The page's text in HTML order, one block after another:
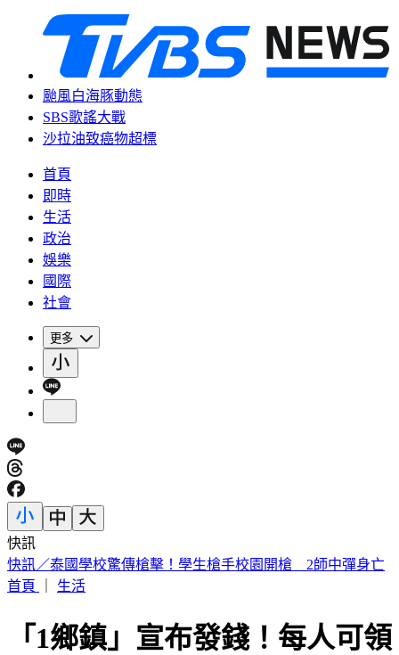
颱風白海豚動態
SBS歌謠大戰
沙拉油致癌物超標
首頁
即時
生活
政治
娛樂
國際
社會
更多
快訊
白海豚颱風擱淺又猛回血！水氣猛灌一片紫白 連下雨6天
首頁
生活
「1鄉鎮」宣布發錢！每人可領